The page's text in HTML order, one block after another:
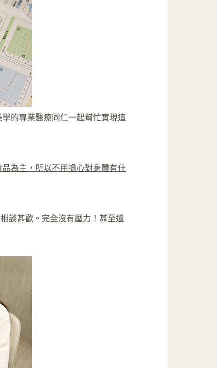
的專業醫療同仁一起幫忙實現這
為主，所以不用擔心對身體有什
談甚歡。完全沒有壓力！甚至還